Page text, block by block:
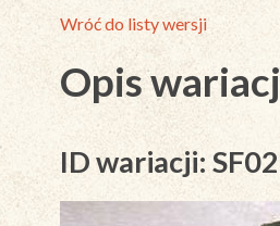
Wróć do listy wersji
Opis
ID wariacji: